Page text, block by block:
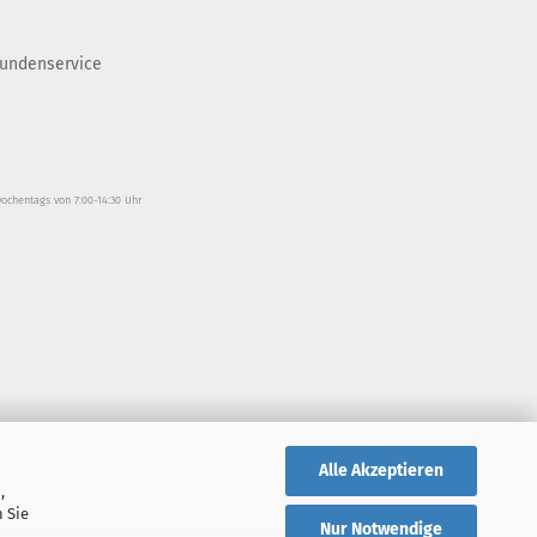
Sie
Alle Akzeptieren
Nur Notwendige
von 7:00-14:30 Uhr